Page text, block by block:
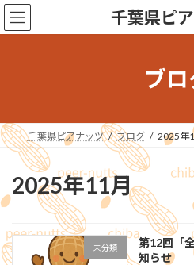
コ
ン
ッ
プ
ナ
ビ
移
動
千葉県ピ
ブ
千葉県ピアナッツ ブログ 2025年
2025年11月
未分類
第12回「
知らせ